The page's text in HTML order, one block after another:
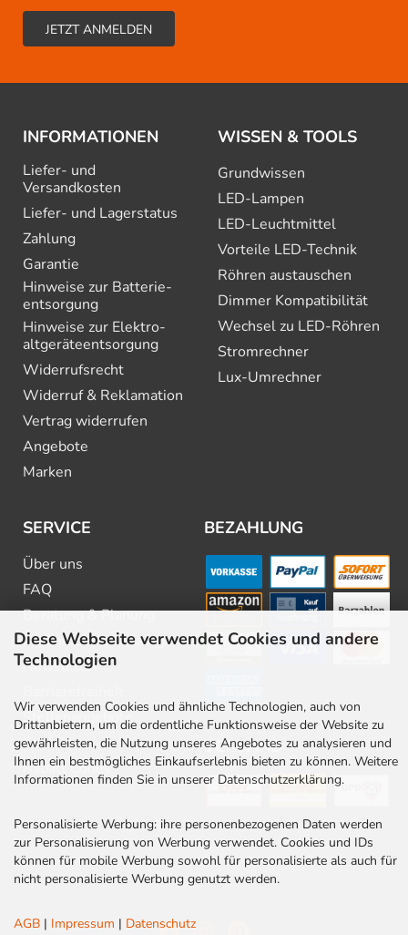
Diese Webseite verwendet Cookies und andere
Technologien
Wir verwenden Cookies und ähnliche Technologien, auch von
Drittanbietern, um die ordentliche Funktionsweise der Website zu
gewährleisten, die Nutzung unseres Angebotes zu analysieren und
Ihnen ein bestmögliches Einkaufserlebnis bieten zu können. Weitere
Informationen finden Sie in unserer Datenschutzerklärung.
Personalisierte Werbung: ihre personenbezogenen Daten werden
zur Personalisierung von Werbung verwendet. Cookies und IDs
können für mobile Werbung sowohl für personalisierte als auch für
nicht personalisierte Werbung genutzt werden.
AGB | Impressum | Datenschutz
INFORMATIONEN
Liefer- und
Versandkosten
Liefer- und Lagerstatus
Zahlung
Garantie
Hinweise zur Batterie­
entsorgung
Hinweise zur Elektro­
altgeräte­entsorgung
Widerrufsrecht
Widerruf & Reklamation
Vertrag widerrufen
Angebote
Marken
WISSEN & TOOLS
Grundwissen
LED-Lampen
LED-Leuchtmittel
Vorteile LED-Technik
Röhren austauschen
Dimmer Kompatibilität
Wechsel zu LED-Röhren
Stromrechner
Lux-Umrechner
SERVICE
Über uns
FAQ
Beratung & Planung
Downloads & Kataloge
Newsletter
Stellenangebote
Kontakt
Rabatt Codes
BEZAHLUNG
VERSAND